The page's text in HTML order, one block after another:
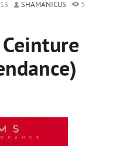
SHAMANICUS
5